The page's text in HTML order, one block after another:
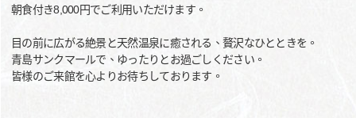
朝食付き8,000円でご利用いただけます。
目の前に広がる絶景と天然温泉に癒される、贅沢なひとときを。
青島サンクマールで、ゆったりとお過ごしください。
皆様のご来館を心よりお待ちしております。